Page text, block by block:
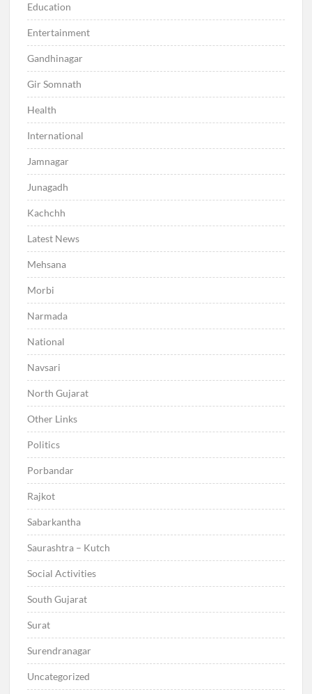
Education
Entertainment
Gandhinagar
Gir Somnath
Health
International
Jamnagar
Junagadh
Kachchh
Latest News
Mehsana
Morbi
Narmada
National
Navsari
North Gujarat
Other Links
Politics
Porbandar
Rajkot
Sabarkantha
Saurashtra – Kutch
Social Activities
South Gujarat
Surat
Surendranagar
Uncategorized